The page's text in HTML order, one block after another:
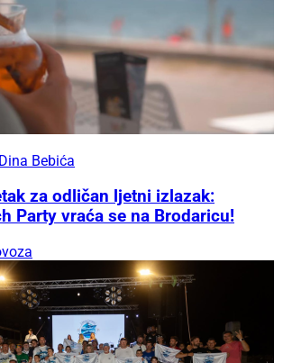
Bebića
za odličan ljetni izlazak:
Party vraća se na Brodaricu!